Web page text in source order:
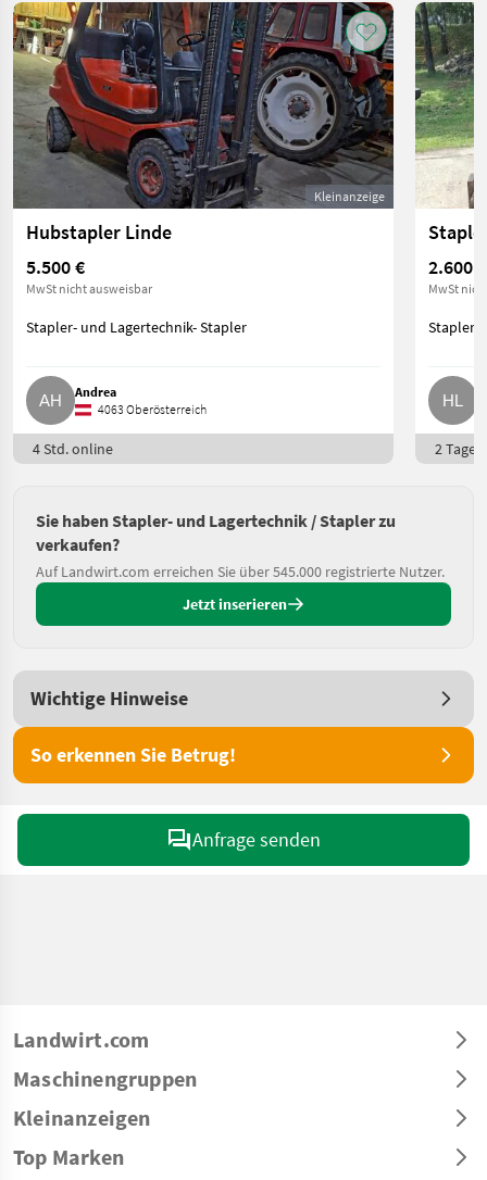
Kleinanzeige
Hubstapler Linde
5.500 €
MwSt nicht ausweisbar
Stapler- und Lagertechnik- Stapler
Andrea
4063 Oberösterreich
4 Std. online
2.600 €
MwSt
Stapler-
2 Tage
Sie haben Stapler- und Lagertechnik / Stapler zu
verkaufen?
Auf Landwirt.com erreichen Sie über 545.000 registrierte Nutzer.
Jetzt inserieren
Wichtige Hinweise
So erkennen Sie Betrug!
Anfrage senden
Landwirt.com
Maschinengruppen
Kleinanzeigen
Top Marken